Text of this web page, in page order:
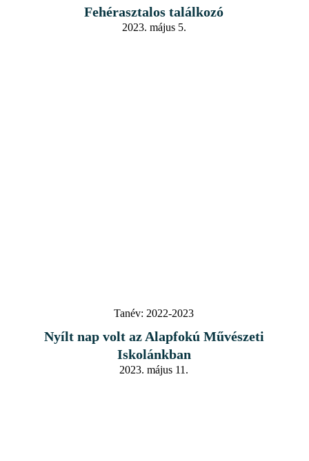
Fehérasztalos találkozó
2023. május 5.
Tanév: 2022-2023
Nyílt nap volt az Alapfokú Művészeti
Iskolánkban
2023. május 11.